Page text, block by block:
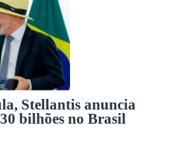
Stellantis anuncia
bilhões no Brasil